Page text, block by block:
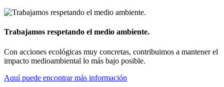
Trabajamos respetando el medio ambiente.
Con acciones ecológicas muy concretas, contribuimos a mantener el
impacto medioambiental lo más bajo posible.
Aquí puede encontrar más información